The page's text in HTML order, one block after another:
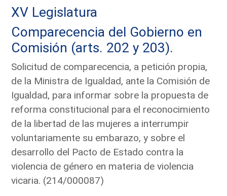
XV Legislatura
Comparecencia del Gobierno en
Comisión (arts. 202 y 203).
Solicitud de comparecencia, a petición propia,
de la Ministra de Igualdad, ante la Comisión de
Igualdad, para informar sobre la propuesta de
reforma constitucional para el reconocimiento
de la libertad de las mujeres a interrumpir
voluntariamente su embarazo, y sobre el
desarrollo del Pacto de Estado contra la
violencia de género en materia de violencia
vicaria. (214/000087)